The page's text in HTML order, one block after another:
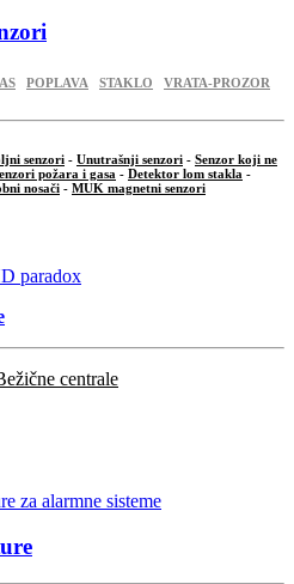
POPLAVA STAKLO VRATA-PROZOR
senzori - Unutrašnji senzori - Senzor koji ne
požara i gasa - Detektor lom stakla -
nosači - MUK magnetni senzori
centrale